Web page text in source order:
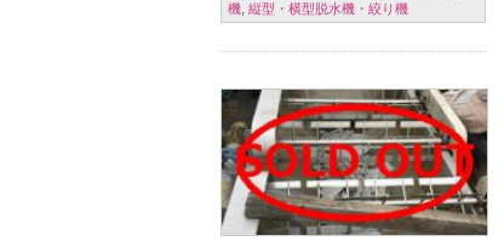
機, 縦型・横型脱水機・絞り機